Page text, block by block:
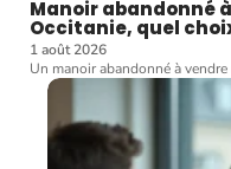
Manoir abandonné
Occitanie, quel
1 août 2026
Un manoir abandonné à